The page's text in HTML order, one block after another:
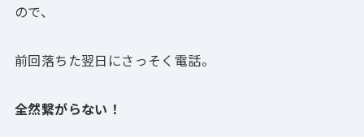
ので、
前回落ちた翌日にさっそく電話。
全然繋がらない！